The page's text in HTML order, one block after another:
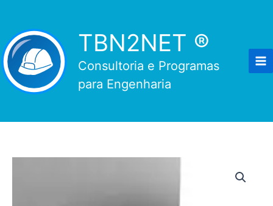
conteúdo
TBN2NET ®
Consultoria e Programas
para Engenharia